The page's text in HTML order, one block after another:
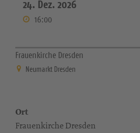
24. Dez. 2026
16:00
Frauenkirche Dresden
Neumarkt Dresden
Ort
Frauenkirche Dresden